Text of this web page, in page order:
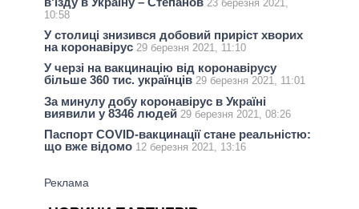
23 березня 2021,
10:58
У столиці знизився добовий приріст хворих
на коронавірус 29 березня 2021, 11:10
У черзі на вакцинацію від коронавірусу
більше 360 тис. українців 29 березня 2021, 11:01
За минулу добу коронавірус в Україні
виявили у 8346 людей 29 березня 2021, 08:26
Паспорт COVID-вакцинації стане реальністю:
що вже відомо 12 березня 2021, 13:16